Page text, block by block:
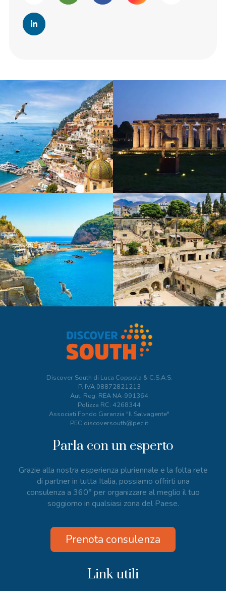
Discover South di Luca Coppola & C.S.A.S.
P. IVA 08872821213
Aut. Reg. REA NA-991364
Polizza RC: 4268344
Associati Fondo Garanzia "Il Salvagente"
PEC discoversouth@pec.it
Parla con un esperto
Grazie alla nostra esperienza pluriennale e la folta rete
di partner in tutta Italia, possiamo offrirti una
consulenza a 360° per organizzare al meglio il tuo
soggiorno in qualsiasi zona del Paese.
Prenota consulenza
Link utili